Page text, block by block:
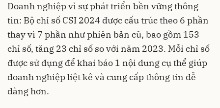
Doanh nghiệp vì sự phát triển bền vững thông
tin: Bộ chỉ số CSI 2024 được cấu trúc theo 6 phần
thay vì 7 phần như phiên bản cũ, bao gồm 153
chỉ số, tăng 23 chỉ số so với năm 2023. Mỗi chỉ số
được sử dụng để khai báo 1 nội dung cụ thể giúp
doanh nghiệpliệt kê và cung cấp thông tin dễ
dàng hơn.